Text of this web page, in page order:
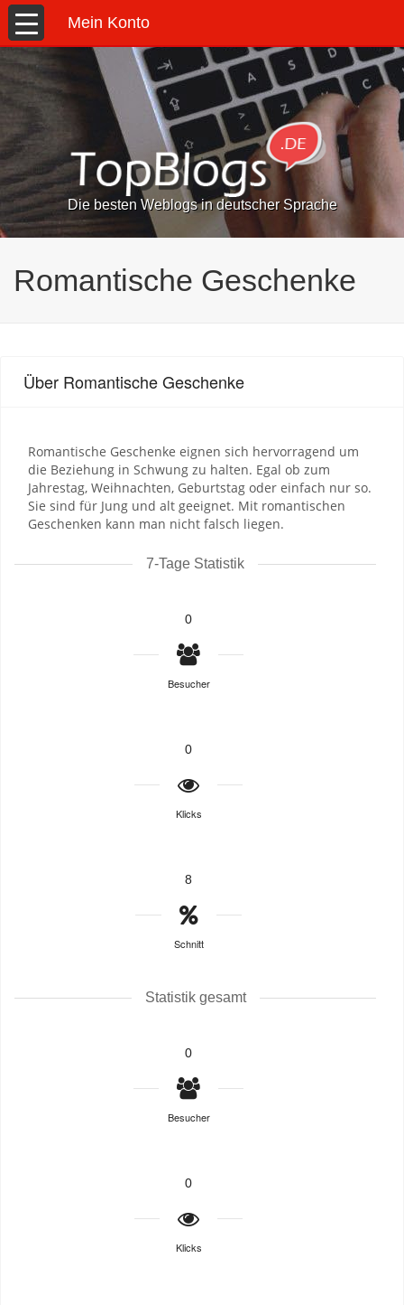
Mein Konto
Die besten Weblogs in deutscher Sprache
Romantische Geschenke
Über Romantische Geschenke
Romantische Geschenke eignen sich hervorragend um
die Beziehung in Schwung zu halten. Egal ob zum
Jahrestag, Weihnachten, Geburtstag oder einfach nur so.
Sie sind für Jung und alt geeignet. Mit romantischen
Geschenken kann man nicht falsch liegen.
7-Tage Statistik
0
Besucher
0
Klicks
8
Schnitt
Statistik gesamt
0
Besucher
0
Klicks